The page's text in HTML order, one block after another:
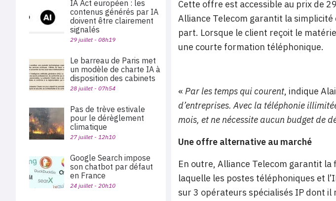
Cette offre est accessible au prix de
Alliance Telecom garantit la
part. Lorsque le client reçoit le
une courte formation téléphonique.
« Par les temps qui courent, indique
d’entreprises. Avec la téléphonie
mois, et ne nécessite aucun budget de
Une offre alternative au marché
En outre, Alliance Telecom garantit la
laquelle les postes téléphoniques et
sur 3 opérateurs spécialisés IP dont il
IA Act européen : les
contenus générés par IA
doivent être clairement
signalés
29 juillet - 08h19
Le barreau de Paris met
un modèle de charte IA à
disposition des cabinets
28 juillet - 07h54
Pas de trève estivale
pour le dérèglement
climatique
27 juillet - 12h10
Google Search impose
son chatbot par défaut
en France
24 juillet - 20h10